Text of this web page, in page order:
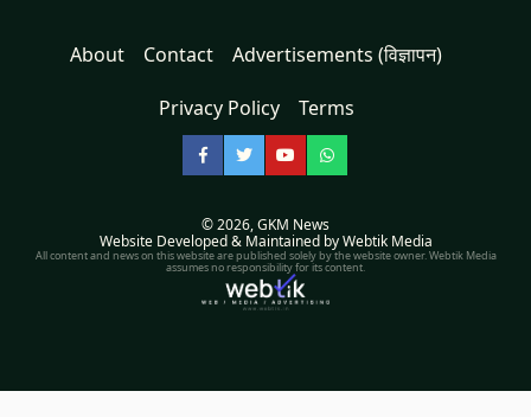
About Contact Advertisements (विज्ञापन)
Privacy Policy Terms
Facebook
TwitterYouTubeWhatsApp
© 2026,GKM News
Website Developed & Maintained by Webtik Media
All content and news on this website are published solely by the website owner. Webtik Media
assumes no responsibility for its content.